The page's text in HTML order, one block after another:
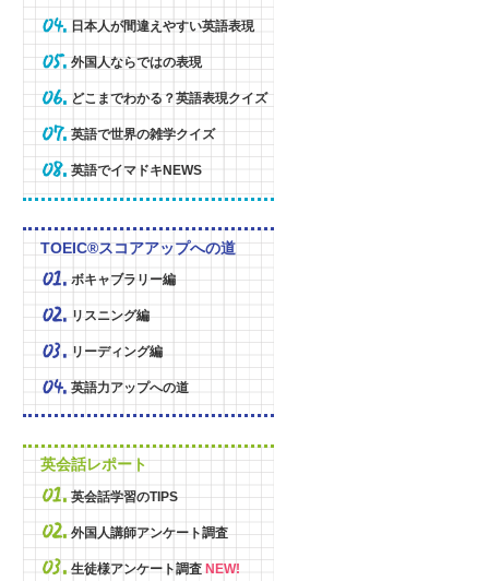
日本人が間違えやすい英語表現
外国人ならではの表現
どこまでわかる？英語表現クイズ
英語で世界の雑学クイズ
英語でイマドキNEWS
TOEIC®スコアアップへの道
ボキャブラリー編
リスニング編
リーディング編
英語力アップへの道
英会話レポート
英会話学習のTIPS
外国人講師アンケート調査
生徒様アンケート調査